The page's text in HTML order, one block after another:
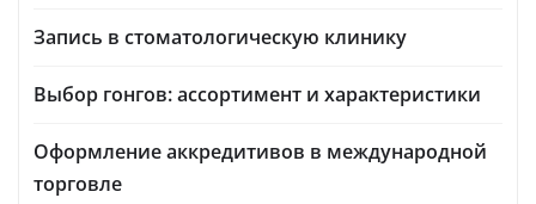
Запись в стоматологическую клинику
Выбор гонгов: ассортимент и характеристики
Оформление аккредитивов в международной
торговле